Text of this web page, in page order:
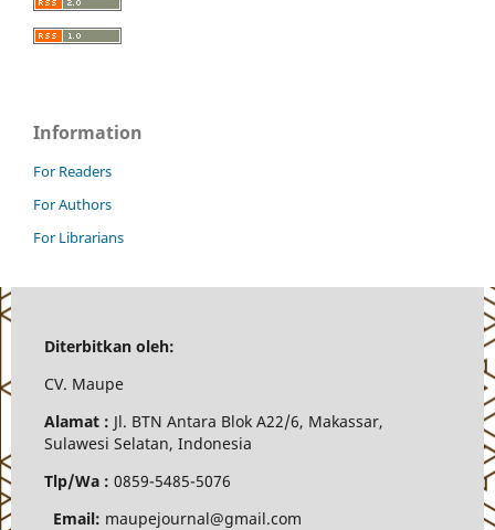
Information
For Readers
For Authors
For Librarians
Diterbitkan oleh:
CV. Maupe
Alamat : Jl. BTN Antara Blok A22/6, Makassar,
Sulawesi Selatan, Indonesia
Tlp/Wa : 0859-5485-5076
Email: maupejournal@gmail.com